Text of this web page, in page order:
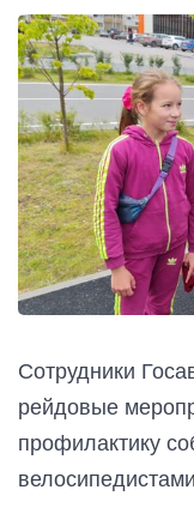
Сотрудники
рейдовые
профилактику